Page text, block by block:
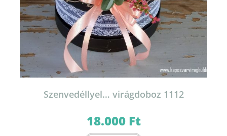
Szenvedéllyel… virágdoboz 1112
18.000 Ft